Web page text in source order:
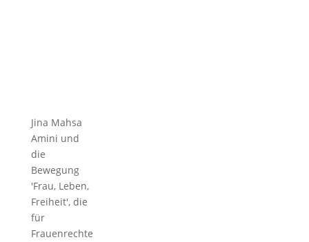
Jina Mahsa
Amini und
die
Bewegung
'Frau, Leben,
Freiheit', die
für
Frauenrechte